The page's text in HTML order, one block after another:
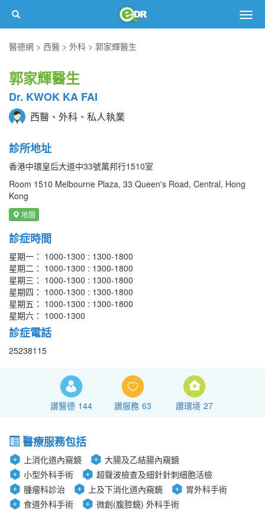
醫德網
西醫 外科 郭家輝醫生
郭家輝醫生
Dr. KWOK KA FAI
西醫、外科、私人執業
診所地址
香港中環皇后大道中33號萬邦行1510室
Room 1510 Melbourne Plaza, 33 Queen's Road, Central, Hong
Kong
地圖
診症時間
星期一： 1000-1300 : 1300-1800
星期二： 1000-1300 : 1300-1800
星期三： 1000-1300 : 1300-1800
星期四： 1000-1300 : 1300-1800
星期五： 1000-1300 : 1300-1800
星期六： 1000-1300
診症電話
25238115
讚醫德 144 讚服務 63 讚環境 27
醫療服務包括
上消化道內窺鏡
大腸及乙結腸內窺鏡
小型外科手術
超聲波檢查及細針針刺細胞活檢
腫瘤科診治
上及下消化道內窺鏡
胃外科手術
食道外科手術
微創(腹腔鏡) 外科手術